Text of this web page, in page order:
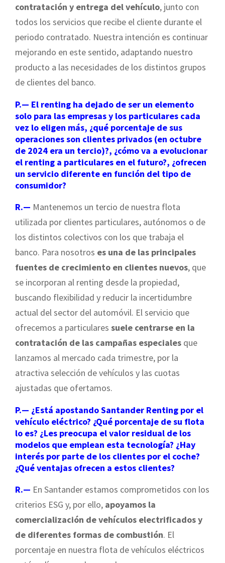
contratación y entrega del vehículo, junto con
todos los servicios que recibe el cliente durante el
periodo contratado. Nuestra intención es continuar
mejorando en este sentido, adaptando nuestro
producto a las necesidades de los distintos grupos
de clientes del banco.
P.— El renting ha dejado de ser un elemento
solo para las empresas y los particulares cada
vez lo eligen más, ¿qué porcentaje de sus
operaciones son clientes privados (en octubre
de 2024 era un tercio)?, ¿cómo va a evolucionar
el renting a particulares en el futuro?, ¿ofrecen
un servicio diferente en función del tipo de
consumidor?
R.— Mantenemos un tercio de nuestra flota
utilizada por clientes particulares, autónomos o de
los distintos colectivos con los que trabaja el
banco. Para nosotros es una de las principales
fuentes de crecimiento en clientes nuevos, que
se incorporan al renting desde la propiedad,
buscando flexibilidad y reducir la incertidumbre
actual del sector del automóvil. El servicio que
ofrecemos a particulares suele centrarse en la
contratación de las campañas especiales que
lanzamos al mercado cada trimestre, por la
atractiva selección de vehículos y las cuotas
ajustadas que ofertamos.
P.— ¿Está apostando Santander Renting por el
vehículo eléctrico? ¿Qué porcentaje de su flota
lo es? ¿Les preocupa el valor residual de los
modelos que emplean esta tecnología? ¿Hay
interés por parte de los clientes por el coche?
¿Qué ventajas ofrecen a estos clientes?
R.— En Santander estamos comprometidos con los
criterios ESG y, por ello, apoyamos la
comercialización de vehículos electrificados y
de diferentes formas de combustión. El
porcentaje en nuestra flota de vehículos eléctricos